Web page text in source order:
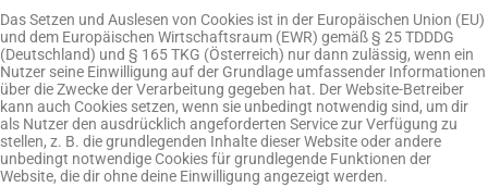
Das Setzen und Auslesen von Cookies ist in der Europäischen Union (EU)
und dem Europäischen Wirtschaftsraum (EWR) gemäß § 25 TDDDG
(Deutschland) und § 165 TKG (Österreich) nur dann zulässig, wenn ein
Nutzer seine Einwilligung auf der Grundlage umfassender Informationen
über die Zwecke der Verarbeitung gegeben hat. Der Website-Betreiber
kann auch Cookies setzen, wenn sie unbedingt notwendig sind, um dir
als Nutzer den ausdrücklich angeforderten Service zur Verfügung zu
stellen, z. B. die grundlegenden Inhalte dieser Website oder andere
unbedingt notwendige Cookies für grundlegende Funktionen der
Website, die dir ohne deine Einwilligung angezeigt werden.